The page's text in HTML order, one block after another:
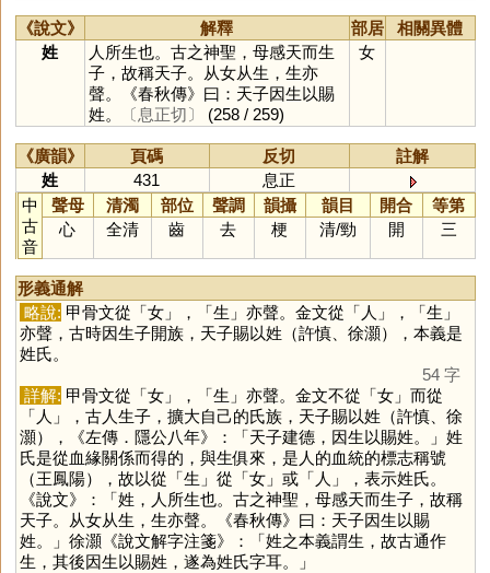
《說文》 解釋 部居
相關異體
姓
人所生也。古之神聖，母感天而生
子，故稱天子。从女从生，生亦
聲。《春秋傳》曰：天子因生以賜
姓。
〔息正切〕 (258 / 259)
女
《廣韻》 頁碼 反切
註解
姓
431
息正
中
古
音
聲母 清濁 部位 聲調 韻攝 韻目 開合
等第
心
全清 齒 去 梗 清/勁 開 三
形義通解
略說: 甲骨文從「女」，「生 」亦聲。金文從「人 」，「生 」
亦聲，古時因生子開族，天子賜以姓（許慎、徐灝），本義是
姓氏。
54 字
詳解: 甲骨文從「女」，「生 」亦聲。金文不從「女」而從
「人 」，古人生子，擴大自己的氏族，天子賜以姓（許慎、徐
灝），《左傳．隱公八年》：「天子建德，因生以賜姓。」姓
氏是從血緣關係而得的，與生俱來，是人的血統的標志稱號
（王鳳陽），故以從「生 」從「女」或「人 」，表示姓氏。
《說文》：「姓，人所生也。古之神聖，母感天而生子，故稱
天子。从女从生，生亦聲。《春秋傳》曰：天子因生以賜
姓。」徐灝《說文解字注箋》：「姓之本義謂生，故古通作
生，其後因生以賜姓，遂為姓氏字耳。」